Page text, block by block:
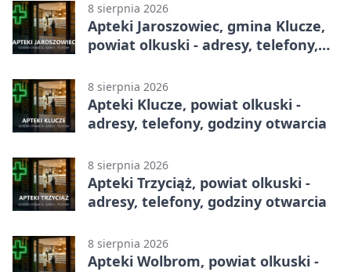
8 sierpnia 2026
Apteki Jaroszowiec, gmina Klucze,
powiat olkuski - adresy, telefony,
8 sierpnia 2026
Apteki Klucze, powiat olkuski -
adresy, telefony, godziny otwarcia
8 sierpnia 2026
Apteki Trzyciąż, powiat olkuski -
adresy, telefony, godziny otwarcia
8 sierpnia 2026
Apteki Wolbrom, powiat olkuski -